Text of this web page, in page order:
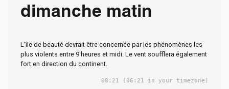
dimanche matin
L’île de beauté devrait être concernée par les phénomènes les
plus violents entre 9 heures et midi. Le vent soufflera également
fort en direction du continent.
08:21 (06:21 in your timezone)